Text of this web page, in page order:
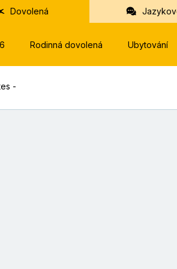
Dovolená
Rodinná dovolená Ubytování
-